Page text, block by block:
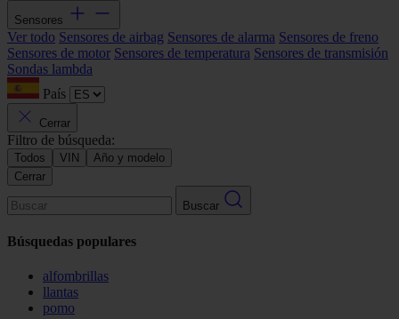
Sensores
Ver todo Sensores de airbag Sensores de alarma Sensores de freno
Sensores de motor Sensores de temperatura Sensores de transmisión
Sondas lambda
País
Cerrar
Filtro de búsqueda:
Todos VIN
Año y modelo
Cerrar
Buscar
Búsquedas populares
alfombrillas
llantas
pomo